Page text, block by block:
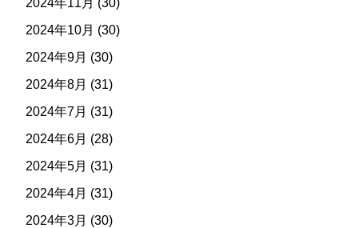
2024年10月 (30)
2024年9月 (30)
2024年8月 (31)
2024年7月 (31)
2024年6月 (28)
2024年5月 (31)
2024年4月 (31)
2024年3月 (30)